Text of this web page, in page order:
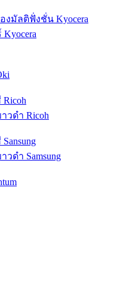
มัลติฟั่งชั่น Kyocera
วดำ Ricoh
ดำ Samsung